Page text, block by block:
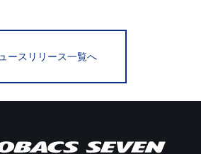
ースリリース一覧へ